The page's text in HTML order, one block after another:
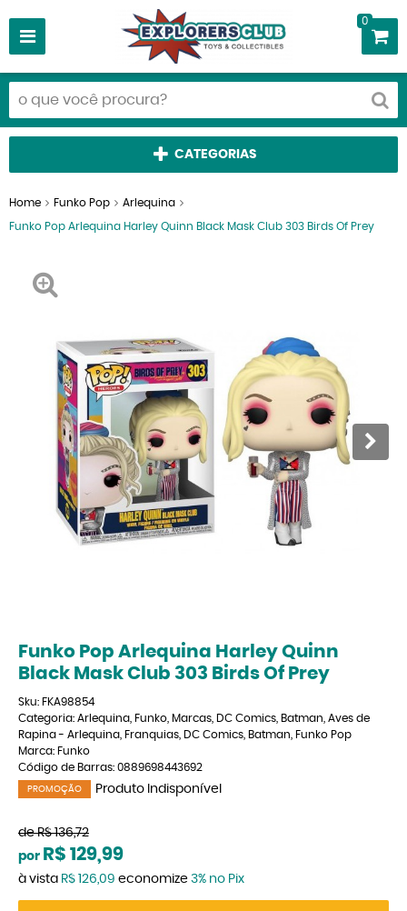
0
CATEGORIAS
Home Funko Pop Arlequina
Funko Pop Arlequina Harley Quinn Black Mask Club 303 Birds Of Prey
Funko Pop Arlequina Harley Quinn
Black Mask Club 303 Birds Of Prey
Sku: FKA98854
Categoria: Arlequina Funko Marcas DC Comics Batman Aves de
Rapina - Arlequina Franquias DC Comics Batman
Funko Pop
Marca: Funko
Código de Barras: 0889698443692
PROMOÇÃO Produto Indisponível
de R$ 136,72
por R$ 129,99
à vista R$ 126,09 economize 3% no Pix